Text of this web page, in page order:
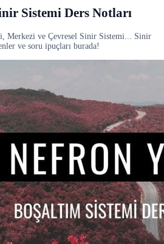
Sistemi Ders Notları
Merkezi ve Çevresel Sinir Sistemi... Sinir
ve soru ipuçları burada!